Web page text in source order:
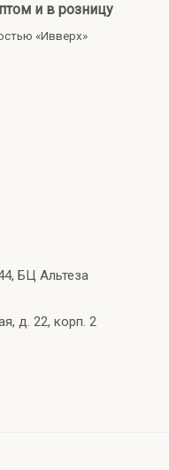
и в розницу
«Ивверх»
БЦ Альтеза
д. 22, корп. 2